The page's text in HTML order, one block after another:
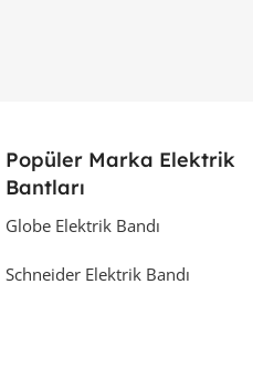
Popüler Marka Elektrik
Bantları
Globe Elektrik Bandı
Schneider Elektrik Bandı